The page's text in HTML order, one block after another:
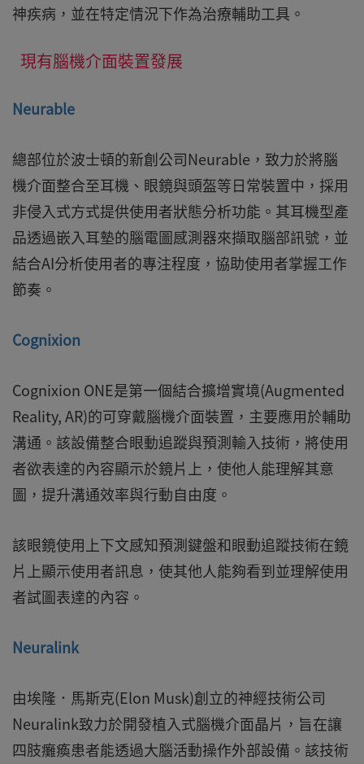
神疾病，並在特定情況下作為治療輔助工具。
現有腦機介面裝置發展
Neurable
總部位於波士頓的新創公司Neurable，致力於將腦
機介面整合至耳機、眼鏡與頭盔等日常裝置中，採用
非侵入式方式提供使用者狀態分析功能。其耳機型產
品透過嵌入耳墊的腦電圖感測器來擷取腦部訊號，並
結合AI分析使用者的專注程度，協助使用者掌握工作
節奏。
Cognixion
Cognixion ONE是第一個結合擴增實境(Augmented
Reality, AR)的可穿戴腦機介面裝置，主要應用於輔助
溝通。該設備整合眼動追蹤與預測輸入技術，將使用
者欲表達的內容顯示於鏡片上，使他人能理解其意
圖，提升溝通效率與行動自由度。
該眼鏡使用上下文感知預測鍵盤和眼動追蹤技術在鏡
片上顯示使用者訊息，使其他人能夠看到並理解使用
者試圖表達的內容。
Neuralink
由埃隆．馬斯克(Elon Musk)創立的神經技術公司
Neuralink致力於開發植入式腦機介面晶片，旨在讓
四肢癱瘓患者能透過大腦活動操作外部設備。該技術